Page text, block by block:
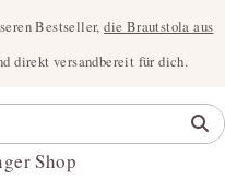
Bestseller,die Brautstola aus
direkt versandbereit für dich.